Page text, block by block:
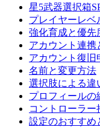
星5武器選択箱
プレイヤーレベ
強化育成と優先
アカウント連携
アカウント復旧
名前と変更方法
選択肢による違
プロフィールの
コントローラー
設定のおすすめ